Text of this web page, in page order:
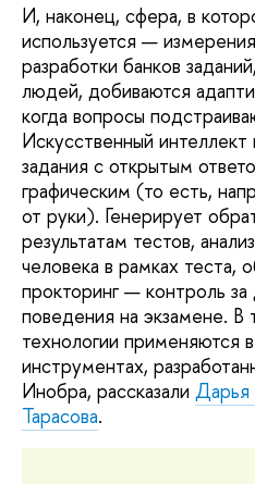
И, наконец, сфера, в
используется —
разработки банков
людей, добиваются
когда вопросы
Искусственный интеллект
задания с открытым
графическим (то есть,
от руки). Генерирует
результатам тестов,
человека в рамках теста,
прокторинг — контроль
поведения на экзамене. В
технологии применяются
инструментах,
Инобра, рассказали Дарья
Тарасова.